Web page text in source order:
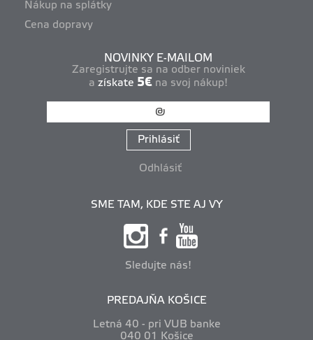
Nákup na splátky
Cena dopravy
NOVINKY E-MAILOM
Zaregistrujte sa na odber noviniek
a získate 5€ na svoj nákup!
Prihlásiť
Odhlásiť
SME TAM, KDE STE AJ VY
Sledujte nás!
PREDAJŇA KOŠICE
Letná 40 - pri VUB banke
040 01 Košice